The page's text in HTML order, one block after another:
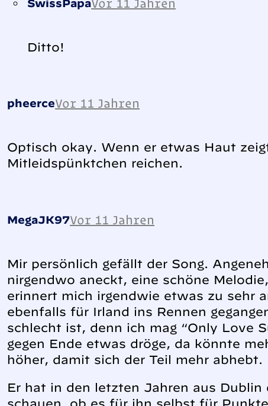
SwissPapaVor 11 Jahren
Ditto!
pheerceVor 11 Jahren
Optisch okay. Wenn er etwas Haut
Mitleidspünktchen reichen.
MegaJK97Vor 11 Jahren
Mir persönlich gefällt der Song.
nirgendwo aneckt, eine schöne
erinnert mich irgendwie etwas zu sehr
ebenfalls für Irland ins Rennen
schlecht ist, denn ich mag “Only Love
gegen Ende etwas dröge, da könnte
höher, damit sich der Teil mehr abhebt.
Er hat in den letzten Jahren aus Dublin
schauen, ob es für ihn selbst für